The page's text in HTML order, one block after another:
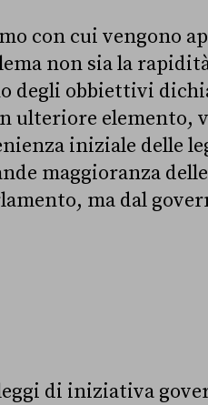
con cui vengono
non sia la
degli obbiettivi
ulteriore elemento,
iniziale delle
maggioranza
ma dal
di iniziativa